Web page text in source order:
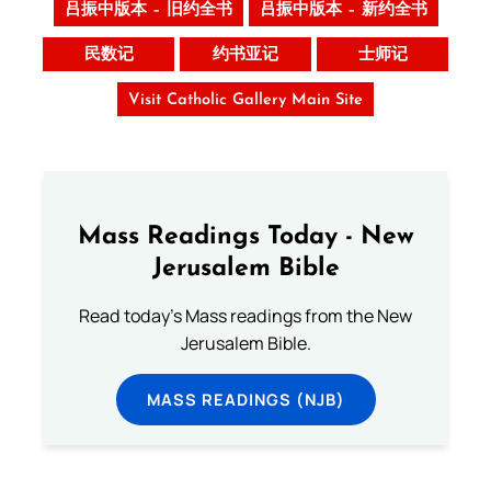
吕振中版本 – 旧约全书 吕振中版本 – 新约全书
民数记 约书亚记 士师记
Visit Catholic Gallery Main Site
Mass Readings Today - New
Jerusalem Bible
Read today's Mass readings from the New
Jerusalem Bible.
MASS READINGS (NJB)